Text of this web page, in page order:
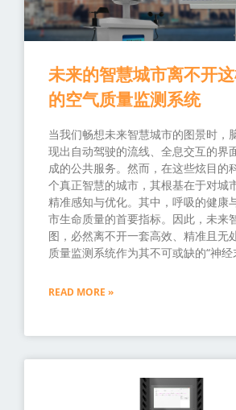
未来的智慧城市离不开
的空气质量监测系统
当我们畅想未来智慧城市的图景时，
现出自动驾驶的流线、全息交互的界
成的公共服务。然而，在这些炫目的
个真正智慧的城市，其根基在于对城
精准感知与优化。其中，呼吸的健康
市生命质量的首要指标。因此，未来
图，必然离不开一套高效、精准且无
质量监测系统作为其不可或缺的“神经
READ MORE »